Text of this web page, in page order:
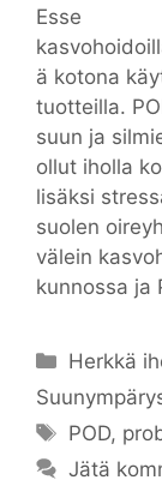
Esse
ä kotona
tuotteilla.
suun ja
ollut iholla
lisäksi
suolen
välein
kunnossa ja
Herkkä
POD,
Jätä